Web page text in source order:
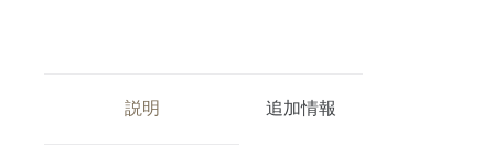
説明 追加情報